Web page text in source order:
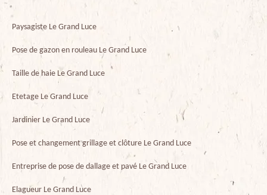
Paysagiste Le Grand Luce
Pose de gazon en rouleau Le Grand Luce
Taille de haie Le Grand Luce
Etetage Le Grand Luce
Jardinier Le Grand Luce
Pose et changement grillage et clôture Le Grand Luce
Entreprise de pose de dallage et pavé Le Grand Luce
Elagueur Le Grand Luce